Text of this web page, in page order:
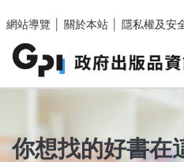
網站導覽
關於本站 隱私權及安
你想找的好書在